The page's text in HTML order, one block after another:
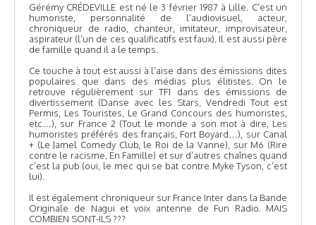
Gérémy CRÉDEVILLE est né le 3 février 1987 à Lille. C’est un
humoriste, personnalité de l’audiovisuel, acteur,
chroniqueur de radio, chanteur, imitateur, improvisateur,
aspirateur (l’un de ces qualificatifs est faux). Il est aussi père
de famille quand il a le temps.
Ce touche à tout est aussi à l’aise dans des émissions dites
populaires que dans des médias plus élitistes. On le
retrouve régulièrement sur TF1 dans des émissions de
divertissement (Danse avec les Stars, Vendredi Tout est
Permis, Les Touristes, Le Grand Concours des humoristes,
etc…), sur France 2 (Tout le monde a son mot à dire, Les
humoristes préférés des français, Fort Boyard…), sur Canal
+ (Le Jamel Comedy Club, le Roi de la Vanne), sur M6 (Rire
contre le racisme, En Famille) et sur d’autres chaînes quand
c’est la pub (oui, le mec qui se bat contre Myke Tyson, c’est
lui).
Il est également chroniqueur sur France Inter dans la Bande
Originale de Nagui et voix antenne de Fun Radio. MAIS
COMBIEN SONT-ILS ???